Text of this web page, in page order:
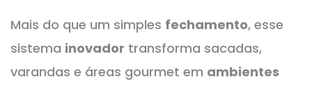
Mais do que um simples fechamento, esse
sistema inovador transforma sacadas,
varandas e áreas gourmet em ambientes